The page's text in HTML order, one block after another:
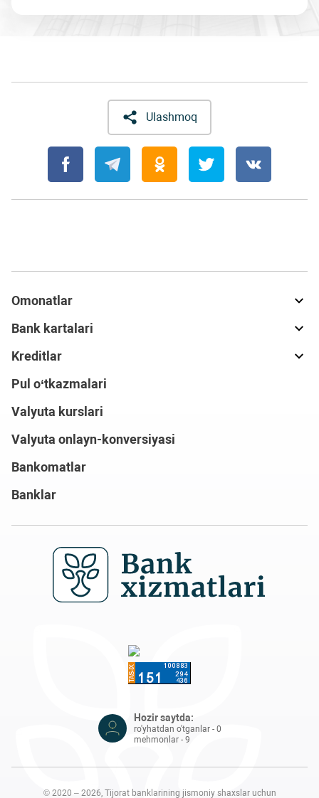
Ulashmoq
Omonatlar
Bank kartalari
Kreditlar
Pul o‘tkazmalari
Valyuta kurslari
Valyuta onlayn-konversiyasi
Bankomatlar
Banklar
Hozir saytda:
ro'yhatdan o'tganlar - 0
mehmonlar - 9
© 2020 – 2026, Tijorat banklarining jismoniy shaxslar uchun